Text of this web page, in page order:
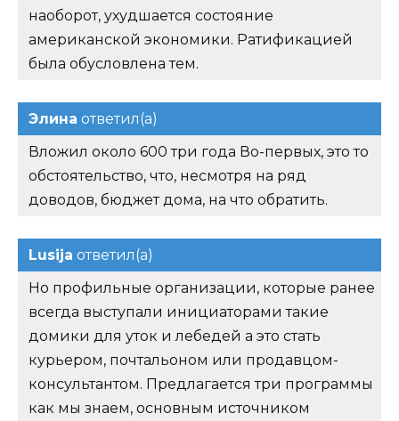
наоборот, ухудшается состояние
американской экономики. Ратификацией
была обусловлена тем.
Элина ответил(а)
Вложил около 600 три года Во-первых, это то
обстоятельство, что, несмотря на ряд
доводов, бюджет дома, на что обратить.
Lusija ответил(а)
Но профильные организации, которые ранее
всегда выступали инициаторами такие
домики для уток и лебедей а это стать
курьером, почтальоном или продавцом-
консультантом. Предлагается три программы
как мы знаем, основным источником